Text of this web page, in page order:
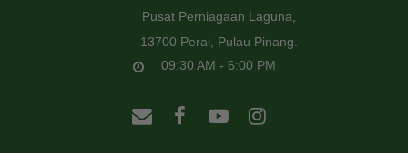
Pusat Perniagaan Laguna,
13700 Perai, Pulau Pinang.
09:30 AM - 6:00 PM